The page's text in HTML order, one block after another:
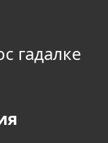
гадалке